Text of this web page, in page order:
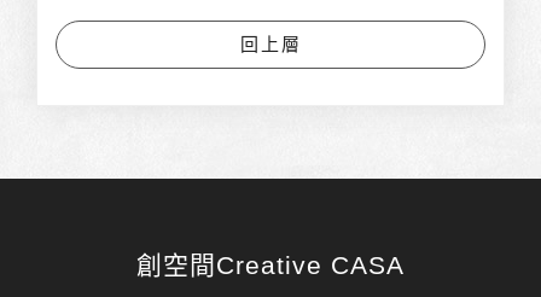
回上層
創空間Creative CASA